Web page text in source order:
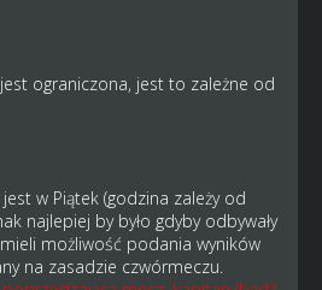
ograniczona, jest to zależne od
w Piątek (godzina zależy od
najlepiej by było gdyby odbywały
możliwość podania wyników
na zasadzie czwórmeczu.